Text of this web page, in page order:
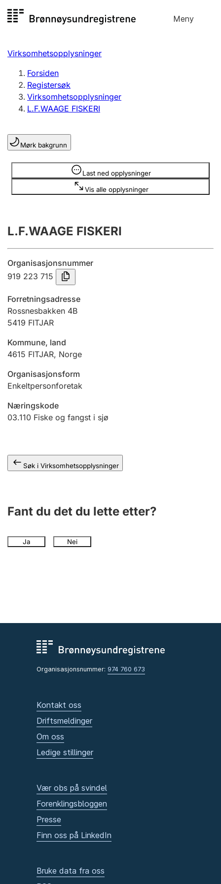
til
Meny
Registersøk
Aksjeselskap
Enkeltpersonforetak
Registrere, endre, slette
Lag og forening
Registrere, endre, slette
Årsregnskap
Innsending og forsinkelsesgebyr
Tinglysing
Jeger
Ektepaktveileder
Offentlig sektor
Virksomhetsopplysninger
Forsiden
Registersøk
Virksomhetsopplysninger
L.F.WAAGE FISKERI
Mørk bakgrunn
Last ned opplysninger
Vis alle opplysninger
Opplysninger er skjult
L.F.WAAGE FISKERI
Organisasjonsnummer
919 223 715
Forretningsadresse
Rossnesbakken 4B
5419 FITJAR
Kommune, land
4615 FITJAR, Norge
Organisasjonsform
Enkeltpersonforetak
Næringskode
03.110 Fiske og fangst i sjø
Søk i Virksomhetsopplysninger
Fant du det du lette etter?
Ja Nei
Organisasjonsnummer: 974 760 673
Kontakt oss
Driftsmeldinger
Om oss
Ledige stillinger
Vær obs på svindel
Forenklingsbloggen
Presse
Finn oss på LinkedIn
Bruke data fra oss